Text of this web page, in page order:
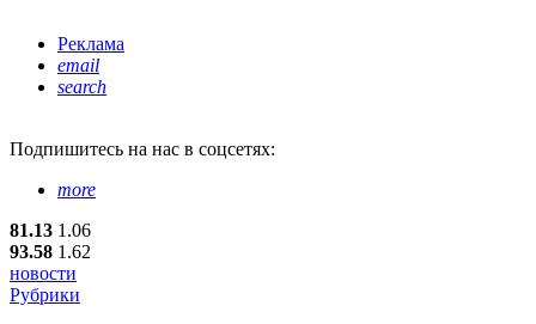
Реклама
email
search
Подпишитесь на нас в соцсетях:
more
81.13 1.06
93.58 1.62
новости
Рубрики